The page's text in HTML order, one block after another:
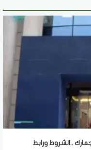
..الشروط ورابط